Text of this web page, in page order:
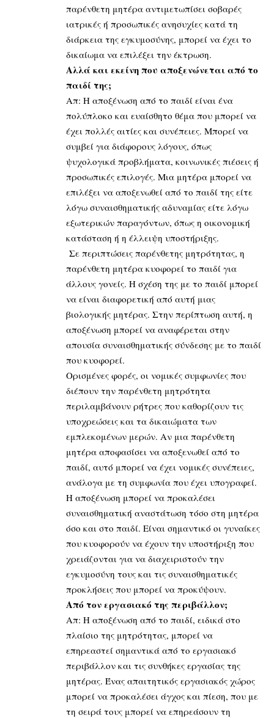
παρένθετη μητέρα αντιμετωπίσει σοβαρές
ιατρικές ή προσωπικές ανησυχίες κατά τη
διάρκεια της εγκυμοσύνης, μπορεί να έχει το
δικαίωμα να επιλέξει την έκτρωση.
Αλλά και εκείνη που αποξενώνεται από το
παιδί της;
Απ: Η αποξένωση από το παιδί είναι ένα
πολύπλοκο και ευαίσθητο θέμα που μπορεί να
έχει πολλές αιτίες και συνέπειες. Μπορεί να
συμβεί για διάφορους λόγους, όπως
ψυχολογικά προβλήματα, κοινωνικές πιέσεις ή
προσωπικές επιλογές. Μια μητέρα μπορεί να
επιλέξει να αποξενωθεί από το παιδί της είτε
λόγω συναισθηματικής αδυναμίας είτε λόγω
εξωτερικών παραγόντων, όπως η οικονομική
κατάσταση ή η έλλειψη υποστήριξης.
Σε περιπτώσεις παρένθετης μητρότητας, η
παρένθετη μητέρα κυοφορεί το παιδί για
άλλους γονείς. Η σχέση της με το παιδί μπορεί
να είναι διαφορετική από αυτή μιας
βιολογικής μητέρας. Στην περίπτωση αυτή, η
αποξένωση μπορεί να αναφέρεται στην
απουσία συναισθηματικής σύνδεσης με το παιδί
που κυοφορεί.
Ορισμένες φορές, οι νομικές συμφωνίες που
διέπουν την παρένθετη μητρότητα
περιλαμβάνουν ρήτρες που καθορίζουν τις
υποχρεώσεις και τα δικαιώματα των
εμπλεκομένων μερών. Αν μια παρένθετη
μητέρα αποφασίσει να αποξενωθεί από το
παιδί, αυτό μπορεί να έχει νομικές συνέπειες,
ανάλογα με τη συμφωνία που έχει υπογραφεί.
Η αποξένωση μπορεί να προκαλέσει
συναισθηματική αναστάτωση τόσο στη μητέρα
όσο και στο παιδί. Είναι σημαντικό οι γυναίκες
που κυοφορούν να έχουν την υποστήριξη που
χρειάζονται για να διαχειριστούν την
εγκυμοσύνη τους και τις συναισθηματικές
προκλήσεις που μπορεί να προκύψουν.
Από τον εργασιακό της περιβάλλον;
Απ: Η αποξένωση από το παιδί, ειδικά στο
πλαίσιο της μητρότητας, μπορεί να
επηρεαστεί σημαντικά από το εργασιακό
περιβάλλον και τις συνθήκες εργασίας της
μητέρας. Ένας απαιτητικός εργασιακός χώρος
μπορεί να προκαλέσει άγχος και πίεση, που με
τη σειρά τους μπορεί να επηρεάσουν τη